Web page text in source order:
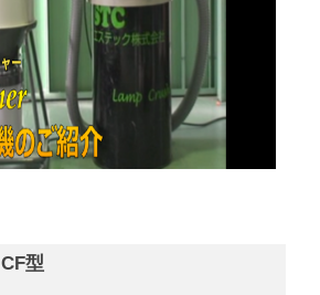
CF型